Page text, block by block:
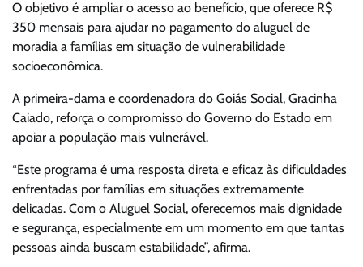
O objetivo é ampliar o acesso ao benefício, que oferece R$
350 mensais para ajudar no pagamento do aluguel de
moradia a famílias em situação de vulnerabilidade
socioeconômica.
A primeira-dama e coordenadora do Goiás Social, Gracinha
Caiado, reforça o compromisso do Governo do Estado em
apoiar a população mais vulnerável.
“Este programa é uma resposta direta e eficaz às dificuldades
enfrentadas por famílias em situações extremamente
delicadas. Com o Aluguel Social, oferecemos mais dignidade
e segurança, especialmente em um momento em que tantas
pessoas ainda buscam estabilidade”, afirma.